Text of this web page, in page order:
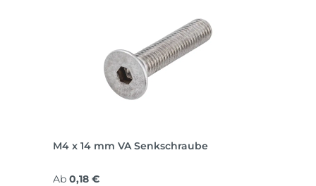
M4 x 14 mm VA Senkschraube
Regulärer Preis:
Ab 0,18 €